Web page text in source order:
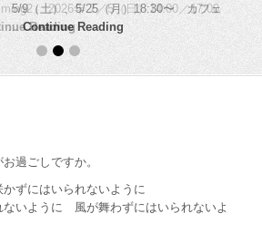
』 2026年 7／5（日）14:00／17:00
Reading
5/9（土）、5/25（月）18:30〜 カフェ
…Continue Reading
過ごしですか。
ずにはいられないように
ないように 風が舞わずにはいられないよ